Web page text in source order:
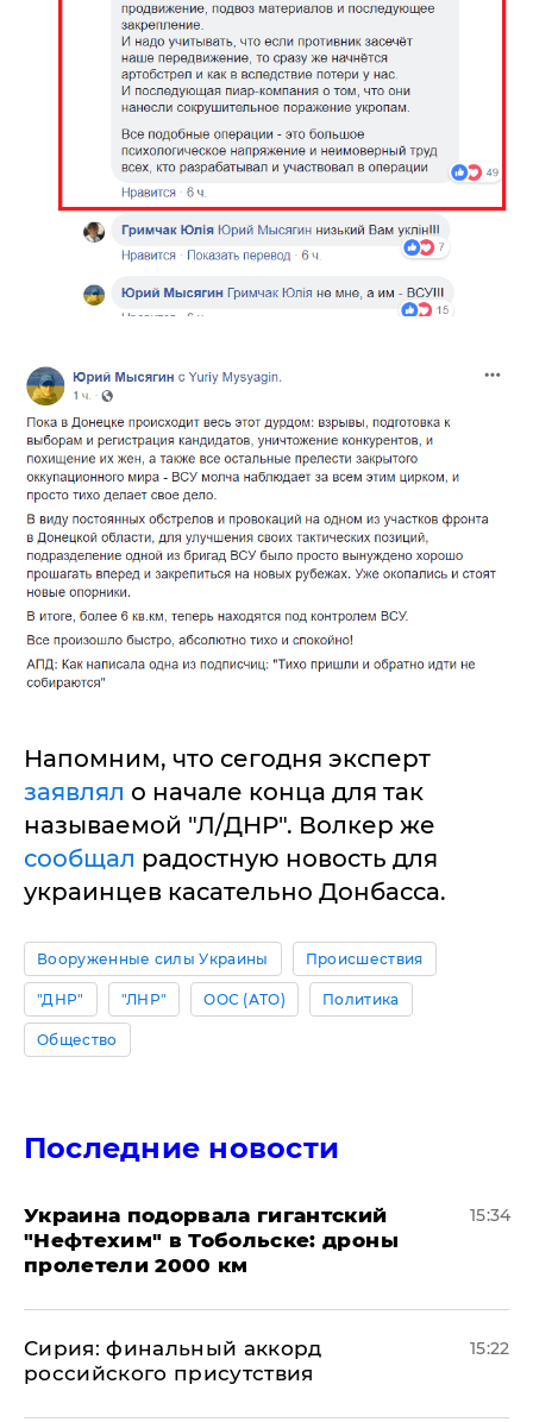
Напомним, что сегодня эксперт
заявлял о начале конца для так
называемой "Л/ДНР". Волкер же
сообщал радостную новость для
украинцев касательно Донбасса.
Вооруженные силы Украины Происшествия
"ДНР" "ЛНР" ООС (АТО) Политика
Общество
Последние новости
Украина подорвала гигантский
"Нефтехим" в Тобольске: дроны
пролетели 2000 км
15:34
​Сирия: финальный аккорд
российского присутствия
15:22